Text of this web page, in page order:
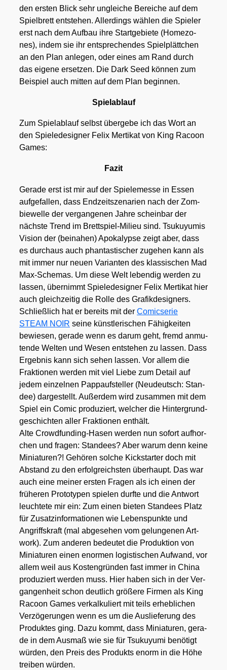
den ers­ten Blick sehr unglei­che Berei­che auf dem
Spiel­brett ent­ste­hen. Aller­dings wäh­len die Spie­ler
erst nach dem Auf­bau ihre Start­ge­bie­te (Home­zo­
nes), indem sie ihr ent­spre­chen­des Spiel­plätt­chen
an den Plan anle­gen, oder eines am Rand durch
das eige­ne erset­zen. Die Dark Seed kön­nen zum
Bei­spiel auch mit­ten auf dem Plan begin­nen.
Spiel­ab­lauf
Zum Spiel­ab­lauf selbst über­ge­be ich das Wort an
den Spie­le­de­si­gner Felix Mer­ti­kat von King Racoon
Games:
Fazit
Gera­de erst ist mir auf der Spie­le­mes­se in Essen
auf­ge­fal­len, dass End­zeit­sze­na­ri­en nach der Zom­
bie­wel­le der ver­gan­ge­nen Jah­re schein­bar der
nächs­te Trend im Brett­spiel-Milieu sind. Tsu­kuy­u­mis
Visi­on der (bei­na­hen) Apo­ka­lyp­se zeigt aber, dass
es durch­aus auch phan­tas­ti­scher zuge­hen kann als
mit immer nur neu­en Vari­an­ten des klas­si­schen Mad
Max-Sche­mas. Um die­se Welt leben­dig wer­den zu
las­sen, über­nimmt Spie­le­de­si­gner Felix Mer­ti­kat hier
auch gleich­zei­tig die Rol­le des Gra­fik­de­si­gners.
Schließ­lich hat er bereits mit der Comic­se­rie
STEAM NOIR sei­ne künst­le­ri­schen Fähig­kei­ten
bewie­sen, gera­de wenn es dar­um geht, fremd anmu­
ten­de Wel­ten und Wesen ent­ste­hen zu las­sen. Dass
Ergeb­nis kann sich sehen las­sen. Vor allem die
Frak­tio­nen wer­den mit viel Lie­be zum Detail auf
jedem ein­zel­nen Papp­auf­stel­ler (Neu­deutsch: Stan­
dee) dar­ge­stellt. Außer­dem wird zusam­men mit dem
Spiel ein Comic pro­du­ziert, wel­cher die Hin­ter­grund­
ge­schich­ten aller Frak­tio­nen ent­hält.
Alte Crowd­fun­ding-Hasen wer­den nun sofort auf­hor­
chen und fra­gen: Stan­de­es? Aber war­um denn kei­ne
Minia­tu­ren?! Gehö­ren sol­che Kick­star­ter doch mit
Abstand zu den erfolg­reichs­ten über­haupt. Das war
auch eine mei­ner ers­ten Fra­gen als ich einen der
frü­he­ren Pro­to­ty­pen spie­len durf­te und die Ant­wort
leuch­te­te mir ein: Zum einen bie­ten Stan­de­es Platz
für Zusatz­in­for­ma­tio­nen wie Lebens­punk­te und
Angriffs­kraft (mal abge­se­hen vom gelun­ge­nen Art­
work). Zum ande­ren bedeu­tet die Pro­duk­ti­on von
Minia­tu­ren einen enor­men logis­ti­schen Auf­wand, vor
allem weil aus Kos­ten­grün­den fast immer in Chi­na
pro­du­ziert wer­den muss. Hier haben sich in der Ver­
gan­gen­heit schon deut­lich grö­ße­re Fir­men als King
Racoon Games ver­kal­ku­liert mit teils erheb­li­chen
Ver­zö­ge­run­gen wenn es um die Aus­lie­fe­rung des
Pro­duk­tes ging. Dazu kommt, dass Minia­tu­ren, gera­
de in dem Aus­maß wie sie für Tsu­kuy­u­mi benö­tigt
wür­den, den Preis des Pro­dukts enorm in die Höhe
trei­ben wür­den.